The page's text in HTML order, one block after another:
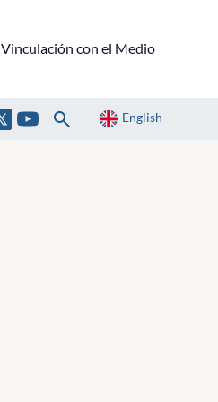
Vinculación con el Medio
English